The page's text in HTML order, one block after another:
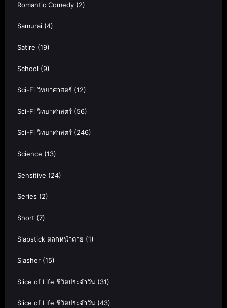
Romantic Comedy (2)
Samurai (4)
Satire (19)
School (9)
Sci-Fi วิทยาศาสตร์ (12)
Sci-Fi วิทยาศาสตร์ (56)
Sci-Fi วิทยาศาสตร์ (246)
Science (13)
Sensitive (24)
Series (2)
Short (7)
Slapstick ตลกหน้าตาย (1)
Slasher (15)
Slice of Life ชีวิตประจำวัน (31)
Slice of Life ชีวิตประจำวัน (43)